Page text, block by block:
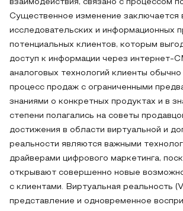
взаимодействия, связано с процессом
Существенное изменение заключается
исследовательских и информационных
потенциальных клиентов, которым
доступ к информации через интернет-
аналоговых технологий клиенты обычно
процесс продаж с ограниченными
знаниями о конкретных продуктах и ​​в
степени полагались на советы
достижения в области виртуальной и
реальности являются важными
драйверами цифрового маркетинга,
открывают совершенно новые
с клиентами. Виртуальная реальность
представление и одновременное